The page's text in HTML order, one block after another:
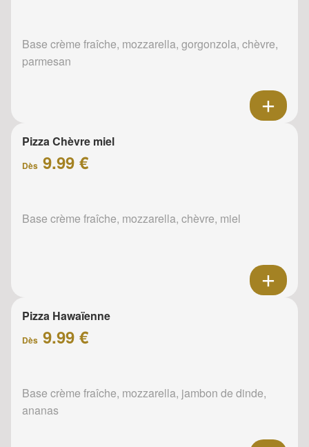
Base crème fraîche, mozzarella, gorgonzola, chèvre,
parmesan
Pizza Chèvre miel
Dès 9.99 €
Base crème fraîche, mozzarella, chèvre, miel
Pizza Hawaïenne
Dès 9.99 €
Base crème fraîche, mozzarella, jambon de dinde,
ananas